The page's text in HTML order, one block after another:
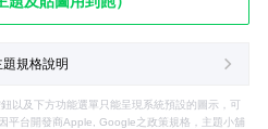
規格說明
以及下方功能選單只能呈現系統預設的圖示，可
平台開發商Apple, Google之政策規格，主題小舖